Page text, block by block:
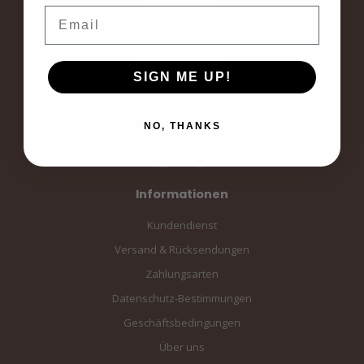
Amersfoort, the Netherlands
Informationen
Kundendienst
Versand & Rücksendungen
Zahlungsarten
Datenschutz-Bestimmungen
Geschäftsbedingungen
Über uns
SIGN ME UP!
NO, THANKS